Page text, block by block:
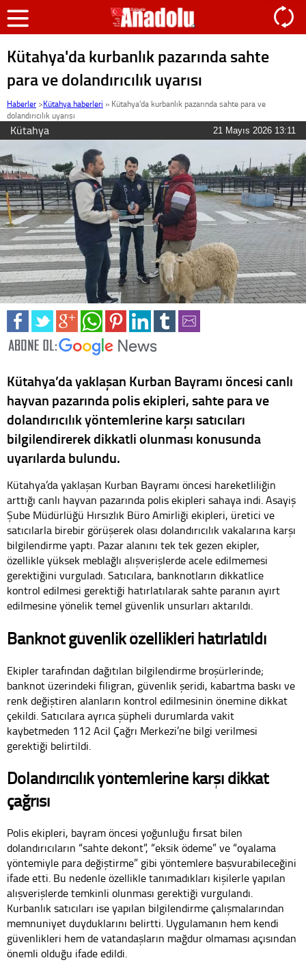
Kütahya'da kurbanlık pazarında sahte
para ve dolandırıcılık uyarısı
Haberler >Kütahya haberleri » Kütahya'da kurbanlık pazarında sahte para ve
dolandırıcılık uyarısı
Kütahya 21 Mayıs 2026 13:11
Kütahya’da yaklaşan Kurban Bayramı öncesi canlı
hayvan pazarında polis ekipleri, sahte para ve
dolandırıcılık yöntemlerine karşı satıcıları
bilgilendirerek dikkatli olunması konusunda
uyarılarda bulundu.
Kütahya’da yaklaşan Kurban Bayramı öncesi hareketliliğin
arttığı canlı hayvan pazarında polis ekipleri sahaya indi. Asayiş
Şube Müdürlüğü Hırsızlık Büro Amirliği ekipleri, üretici ve
satıcılarla birebir görüşerek olası dolandırıcılık vakalarına karşı
bilgilendirme yaptı. Pazar alanını tek tek gezen ekipler,
özellikle yüksek meblağlı alışverişlerde acele edilmemesi
gerektiğini vurguladı. Satıcılara, banknotların dikkatlice
kontrol edilmesi gerektiği hatırlatılarak sahte paranın ayırt
edilmesine yönelik temel güvenlik unsurları aktarıldı.
Banknot güvenlik özellikleri hatırlatıldı
Ekipler tarafından dağıtılan bilgilendirme broşürlerinde;
banknot üzerindeki filigran, güvenlik şeridi, kabartma baskı ve
renk değiştiren alanların kontrol edilmesinin önemine dikkat
çekildi. Satıcılara ayrıca şüpheli durumlarda vakit
kaybetmeden 112 Acil Çağrı Merkezi’ne bilgi verilmesi
gerektiği belirtildi.
Dolandırıcılık yöntemlerine karşı dikkat
çağrısı
Polis ekipleri, bayram öncesi yoğunluğu fırsat bilen
dolandırıcıların “sahte dekont”, “eksik ödeme” ve “oyalama
yöntemiyle para değiştirme” gibi yöntemlere başvurabileceğini
ifade etti. Bu nedenle özellikle tanımadıkları kişilerle yapılan
alışverişlerde temkinli olunması gerektiği vurgulandı.
Kurbanlık satıcıları ise yapılan bilgilendirme çalışmalarından
memnuniyet duyduklarını belirtti. Uygulamanın hem kendi
güvenlikleri hem de vatandaşların mağdur olmaması açısından
önemli olduğu ifade edildi.